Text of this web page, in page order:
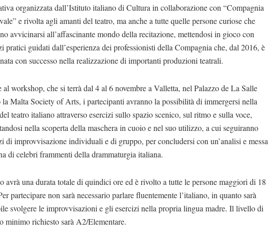
organizzata dall’Istituto italiano di Cultura in collaborazione con “Compagnia
e rivolta agli amanti del teatro, ma anche a tutte quelle persone curiose che
avvicinarsi all’affascinante mondo della recitazione, mettendosi in gioco con
pratici guidati dall’esperienza dei professionisti della Compagnia che, dal 2016, è
con successo nella realizzazione di importanti produzioni teatrali.
al workshop, che si terrà dal 4 al 6 novembre a Valletta, nel Palazzo de La Salle
la Malta Society of Arts, i partecipanti avranno la possibilità di immergersi nella
teatro italiano attraverso esercizi sullo spazio scenico, sul ritmo e sulla voce,
nella scoperta della maschera in cuoio e nel suo utilizzo, a cui seguiranno
di improvvisazione individuali e di gruppo, per concludersi con un’analisi e messa
di celebri frammenti della drammaturgia italiana.
avrà una durata totale di quindici ore ed è rivolto a tutte le persone maggiori di 18
partecipare non sarà necessario parlare fluentemente l’italiano, in quanto sarà
svolgere le improvvisazioni e gli esercizi nella propria lingua madre. Il livello di
minimo richiesto sarà A2/Elementare.